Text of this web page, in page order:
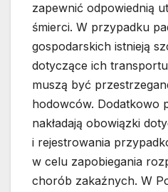
zapewnić odpowiednią
śmierci. W przypadku
gospodarskich istnieją
dotyczące ich
muszą być
hodowców. Dodatkowo
nakładają obowiązki
i rejestrowania
w celu zapobiegania
chorób zakaźnych. W